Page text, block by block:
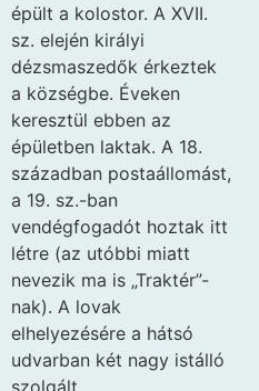
épült a kolostor. A XVII.
sz. elején királyi
dézsmaszedők érkeztek
a községbe. Éveken
keresztül ebben az
épületben laktak. A 18.
században postaállomást,
a 19. sz.-ban
vendégfogadót hoztak itt
létre (az utóbbi miatt
nevezik ma is „Traktér”-
nak). A lovak
elhelyezésére a hátsó
udvarban két nagy istálló
szolgált.